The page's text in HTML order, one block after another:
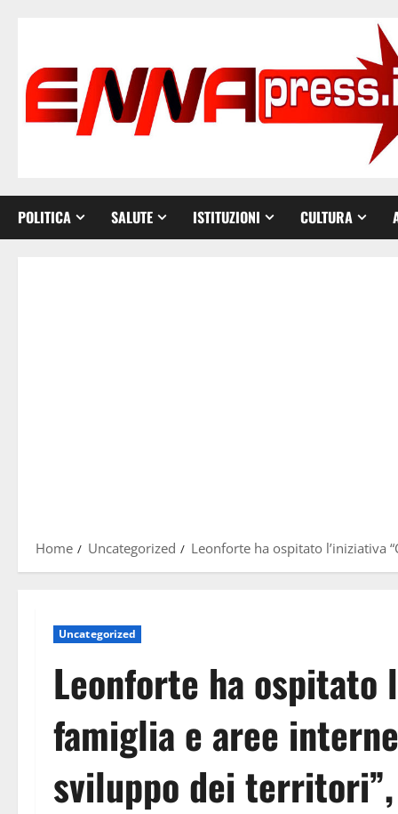
POLITICA SALUTE ISTITUZIONI CULTURA
Home Uncategorized Leonforte ha ospitato l’iniziativa
Uncategorized
Leonforte ha ospitato
famiglia e aree
sviluppo dei territori”,